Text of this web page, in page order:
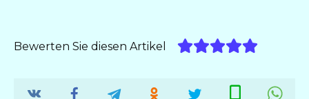
Bewerten Sie diesen Artikel